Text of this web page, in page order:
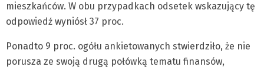
mieszkańców. W obu przypadkach odsetek wskazujący tę
odpowiedź wyniósł 37 proc.
Ponadto 9 proc. ogółu ankietowanych stwierdziło, że nie
porusza ze swoją drugą połówką tematu finansów,